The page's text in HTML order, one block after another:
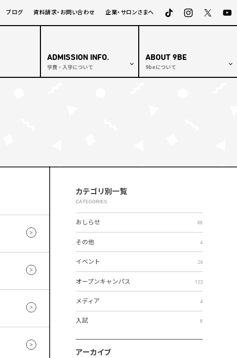
学費・入学について
ADMISSION INFO.
専門課程
9beについて
ABOUT 9BE
学校長挨拶
交通アクセス
ブログ 資料請求・お問い合わせ 企業・サロンさまへ
カテゴリ別一覧
CATEGORIES
おしらせ 88
その他 4
イベント 26
オープンキャンパス 123
メディア 4
入試 8
アーカイブ